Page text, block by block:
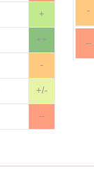
+
++
-
+/-
--
-
--